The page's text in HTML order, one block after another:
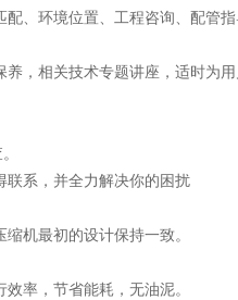
、环境位置、工程咨询、配管指
，相关技术专题讲座，适时为用
系，并全力解决你的困扰
机最初的设计保持一致。
率，节省能耗，无油泥。